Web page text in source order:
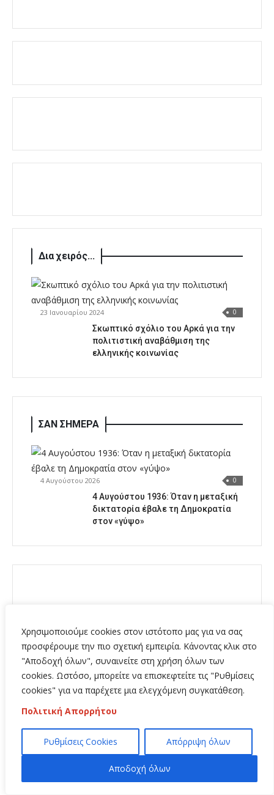
Χρησιμοποιούμε cookies στον ιστότοπο μας για να σας
προσφέρουμε την πιο σχετική εμπειρία. Κάνοντας κλικ στο
"Αποδοχή όλων", συναινείτε στη χρήση όλων των
cookies. Ωστόσο, μπορείτε να επισκεφτείτε τις "Ρυθμίσεις
cookies" για να παρέχετε μια ελεγχόμενη συγκατάθεση.
Πολιτική Απορρήτου
Ρυθμίσεις Cookies Απόρριψη όλων
Αποδοχή όλων
Δια χειρός...
23 Ιανουαρίου 2024 0
Σκωπτικό σχόλιο του Αρκά για την
πολιτιστική αναβάθμιση της
ελληνικής κοινωνίας
ΣΑΝ ΣΗΜΕΡΑ
4 Αυγούστου 2026 0
4 Αυγούστου 1936: Όταν η μεταξική
δικτατορία έβαλε τη Δημοκρατία
στον «γύψο»
ΡΩΓΜΕΣ
20 Ιουλίου 2026
Λαγοκέφαλου!